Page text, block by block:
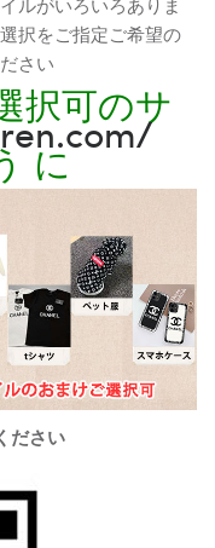
択をご指定ご希望の
さい
択可のサ
に
ださい